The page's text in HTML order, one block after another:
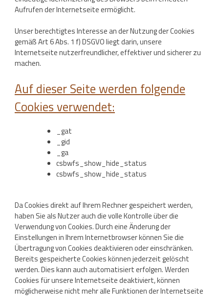
Aufrufen der Internetseite ermöglicht.
Unser berechtigtes Interesse an der Nutzung der Cookies
gemäß Art 6 Abs. 1 f) DSGVO liegt darin, unsere
Internetseite nutzerfreundlicher, effektiver und sicherer zu
machen.
Auf dieser Seite werden folgende
Cookies verwendet:
_gat
_gid
_ga
csbwfs_show_hide_status
csbwfs_show_hide_status
Da Cookies direkt auf Ihrem Rechner gespeichert werden,
haben Sie als Nutzer auch die volle Kontrolle über die
Verwendung von Cookies. Durch eine Änderung der
Einstellungen in Ihrem Internetbrowser können Sie die
Übertragung von Cookies deaktivieren oder einschränken.
Bereits gespeicherte Cookies können jederzeit gelöscht
werden. Dies kann auch automatisiert erfolgen. Werden
Cookies für unsere Internetseite deaktiviert, können
möglicherweise nicht mehr alle Funktionen der Internetseite